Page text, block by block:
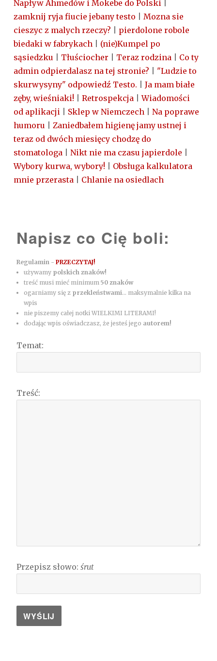
Napływ Ahmedów i Mokebe do Polski
zamknij ryja fiucie jebany testo
Mozna sie
cieszyc z malych rzeczy?
pierdolone robole
biedaki w fabrykach
(nie)Kumpel po
sąsiedzku
Tłuściocher Teraz rodzina
Co ty
admin odpierdalasz na tej stronie?
"Ludzie to
skurwysyny" odpowiedź Testo.
Ja mam białe
zęby, wieśniaki!
Retrospekcja |Wiadomości
od aplikacji
Sklep w Niemczech
Na poprawe
humoru
Zaniedbałem higienę jamy ustnej i
teraz od dwóch miesięcy chodzę do
stomatologa
Nikt nie ma czasu japierdole
Wybory kurwa, wybory!
Obsługa kalkulatora
mnie przerasta
Chlanie na osiedlach
Napisz co Cię boli:
Regulamin -PRZECZYTAJ!
używamy polskich znaków!
treść musi mieć minimum50 znaków
ogarniamy się z przekleństwami... maksymalnie kilka na
wpis
nie piszemy całej notki WIELKIMI LITERAMI!
dodając wpis oświadczasz, że jesteś jego autorem!
Temat:
Treść:
Przepisz słowo:śrut